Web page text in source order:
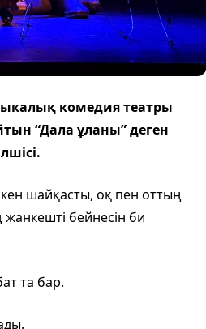
комедия театры
“Дала ұланы” деген
шайқасты, оқ пен оттың
бейнесін би
та бар.